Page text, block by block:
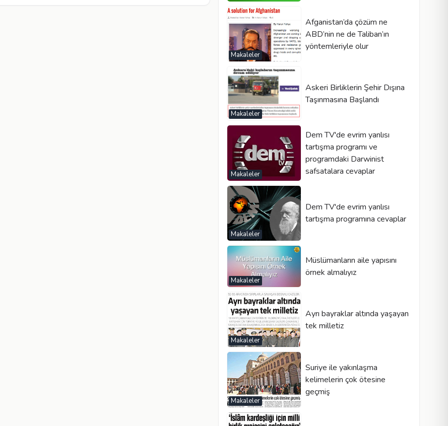
Makaleler
Afganistan’da çözüm ne
ABD’nin ne de Taliban’ın
yöntemleriyle olur
Makaleler
Askeri Birliklerin Şehir Dışına
Taşınmasına Başlandı
Makaleler
Dem TV'de evrim yanlısı
tartışma programı ve
programdaki Darwinist
safsatalara cevaplar
Makaleler
Dem TV'de evrim yanlısı
tartışma programına cevaplar
Makaleler
Müslümanların aile yapısını
örnek almalıyız
Makaleler
Ayrı bayraklar altında yaşayan
tek milletiz
Makaleler
Suriye ile yakınlaşma
kelimelerin çok ötesine
geçmiş